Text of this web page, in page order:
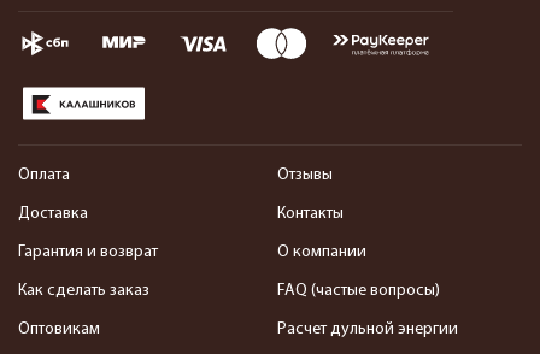
Оплата
Доставка
Гарантия и возврат
Как сделать заказ
Оптовикам
Отзывы
Контакты
О компании
FAQ (частые вопросы)
Расчет дульной энергии